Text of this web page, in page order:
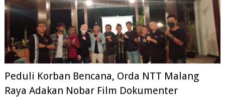
Peduli Korban Bencana, Orda NTT Malang
Raya Adakan Nobar Film Dokumenter